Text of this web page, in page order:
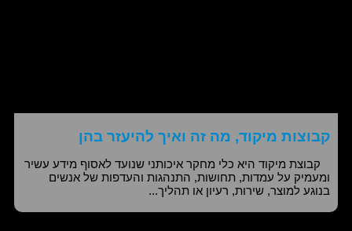
קבוצות מיקוד, מה זה ואיך להיעזר בהן
קבוצת מיקוד היא כלי מחקר איכותני שנועד לאסוף מידע עשיר
ומעמיק על עמדות, תחושות, התנהגות והעדפות של אנשים
בנוגע למוצר, שירות, רעיון או תהליך...